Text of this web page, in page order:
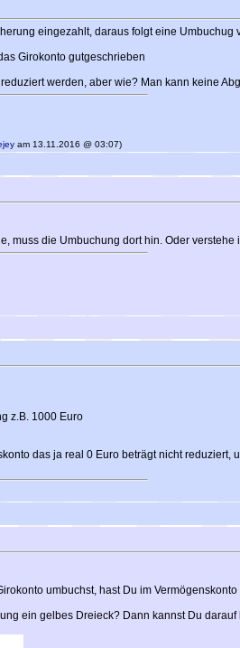
eingezahlt, daraus folgt eine
Girokonto gutgeschrieben
werden, aber wie? Man kann keine
am 13.11.2016 @ 03:07)
muss die Umbuchung dort hin. Oder verstehe
z.B. 1000 Euro
das ja real 0 Euro beträgt nicht
umbuchst, hast Du im Vermögenskonto
ein gelbes Dreieck? Dann kannst Du